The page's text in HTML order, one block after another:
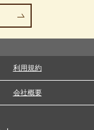
利用規約
会社概要